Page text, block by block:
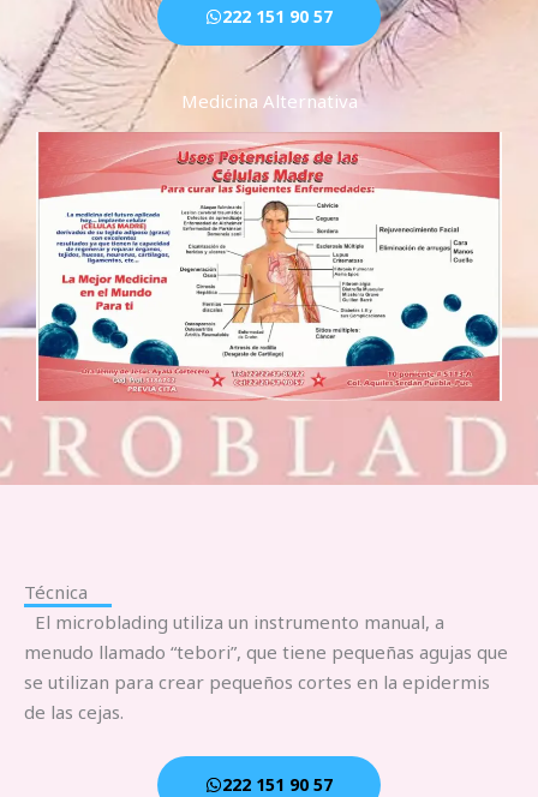
222 151 90 57
Medicina Alternativa
Técnica
El microblading utiliza un instrumento manual, a
menudo llamado “tebori”, que tiene pequeñas agujas que
se utilizan para crear pequeños cortes en la epidermis
de las cejas.
222 151 90 57